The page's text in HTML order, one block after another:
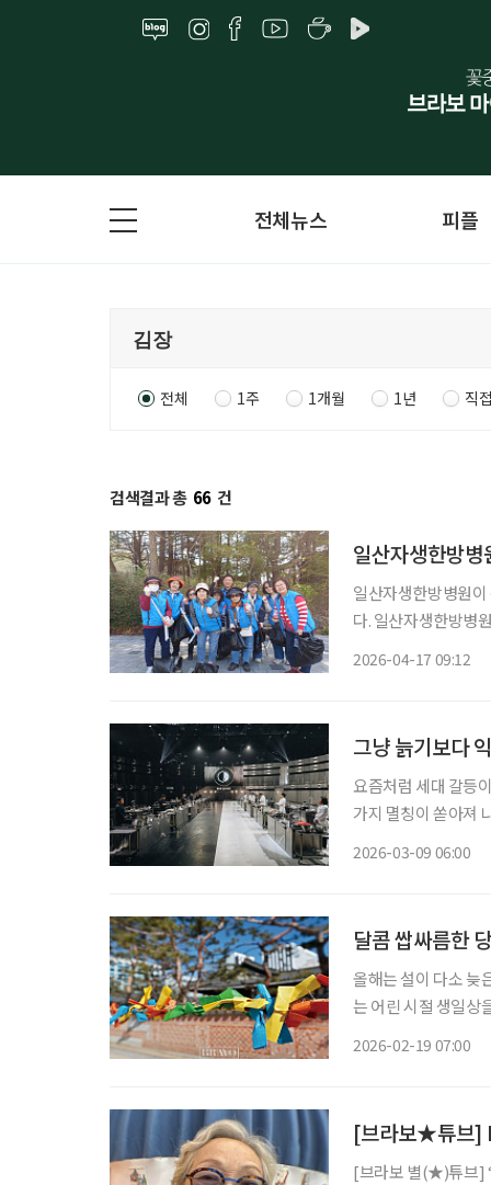
전체뉴스 피플
전체 1주 1개월 1년 직
검색결과 총 66 건
일산자생한방
일산자생한방병원
다. 일산자생한방병원은 최근 경기도 고양시 고봉산 일대에서 환경정화 활동을 진행했다. 이
2026-04-17 09:12
그냥 늙기보다
요즘처럼 세대 갈등
가지 멸칭이 쏟아져
2026-03-09 06:00
달콤 쌉싸름한
올해는 설이 다소 늦
는 어린 시절 생일상
2026-02-19 07:00
[브라보★튜브]
[브라보 별(★)튜브]